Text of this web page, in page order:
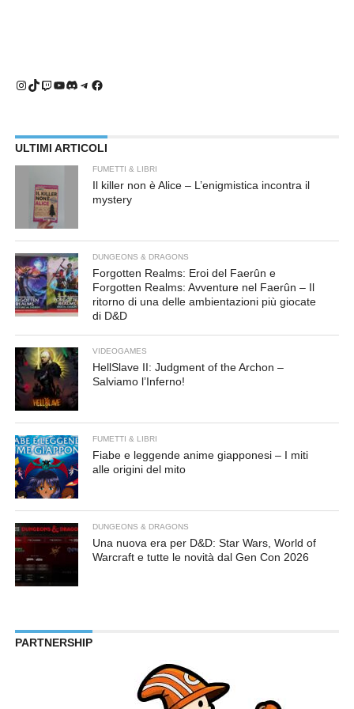
Instagram
TikTok
Twitch
YouTube
Discord
Telegram
Facebook
ULTIMI ARTICOLI
FUMETTI & LIBRI
Il killer non è Alice – L’enigmistica incontra il
mystery
DUNGEONS & DRAGONS
Forgotten Realms: Eroi del Faerûn e
Forgotten Realms: Avventure nel Faerûn – Il
ritorno di una delle ambientazioni più giocate
di D&D
VIDEOGAMES
HellSlave II: Judgment of the Archon –
Salviamo l’Inferno!
FUMETTI & LIBRI
Fiabe e leggende anime giapponesi – I miti
alle origini del mito
DUNGEONS & DRAGONS
Una nuova era per D&D: Star Wars, World of
Warcraft e tutte le novità dal Gen Con 2026
PARTNERSHIP